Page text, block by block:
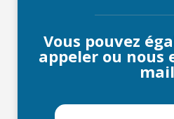
Vous pouvez
appeler ou nous
mail